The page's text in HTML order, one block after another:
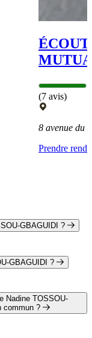
(7 avis)
8 avenue du
Prendre
GBAGUIDI ?
FEYRE
GBAGUIDI ?
49 39.
Nadine TOSSOU-
commun ?